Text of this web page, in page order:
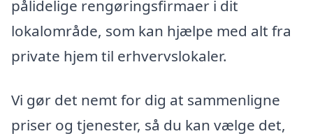
pålidelige rengøringsfirmaer i dit
lokalområde, som kan hjælpe med alt fra
private hjem til erhvervslokaler.
Vi gør det nemt for dig at sammenligne
priser og tjenester, så du kan vælge det,